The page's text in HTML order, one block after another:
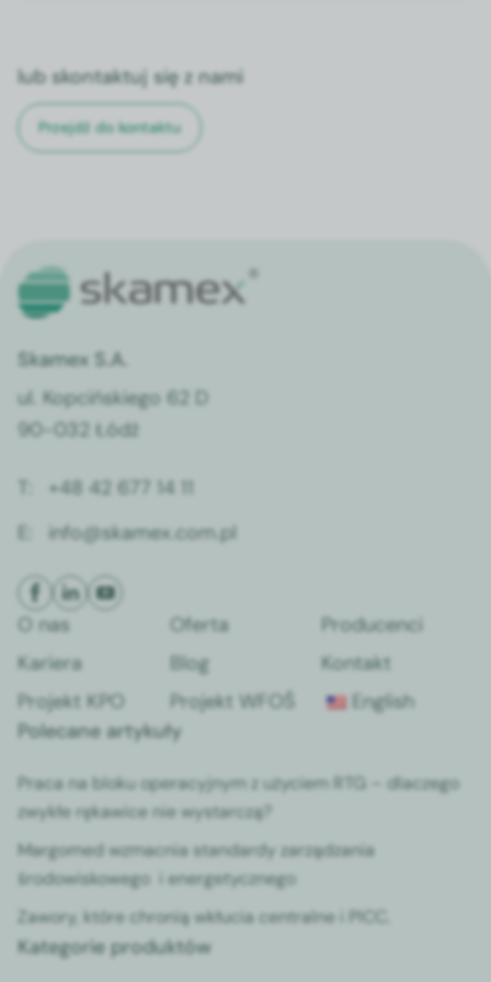
lub skontaktuj się z nami
Przejdź do kontaktu
Skamex S.A.
ul. Kopcińskiego 62 D
90-032 Łódź
T:
+48 42 677 14 11
E:
info@skamex.com.pl
O nas Oferta
Producenci
Kariera
Blog
Kontakt
Projekt KPO
Projekt WFOŚ
English
Polecane artykuły
Praca na bloku operacyjnym z użyciem RTG – dlaczego
zwykłe rękawice nie wystarczą?
Margomed wzmacnia standardy zarządzania
środowiskowego i energetycznego
Zawory, które chronią wkłucia centralne i PICC.
Kategorie produktów